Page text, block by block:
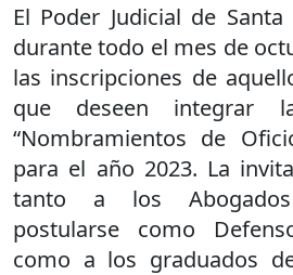
El Poder Judicial de
durante todo el mes de
las inscripciones de
que deseen integrar
“Nombramientos de
para el año 2023. La
tanto a los
postularse como
como a los graduados